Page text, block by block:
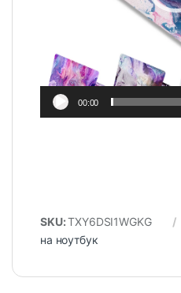
00:00
SKU:TXY6DSI1WGKG
на ноутбук